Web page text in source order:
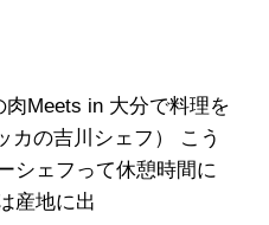
肉Meets in 大分で料理を
カの吉川シェフ） こう
シェフって休憩時間に
産地に出